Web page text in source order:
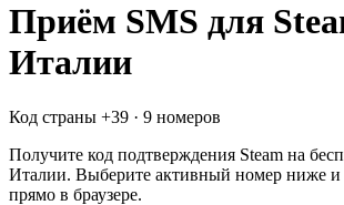
Приём SMS для
Италии
Код страны +39 · 9 номеров
Получите код подтверждения Steam на
Италии. Выберите активный номер ниже и
прямо в браузере.